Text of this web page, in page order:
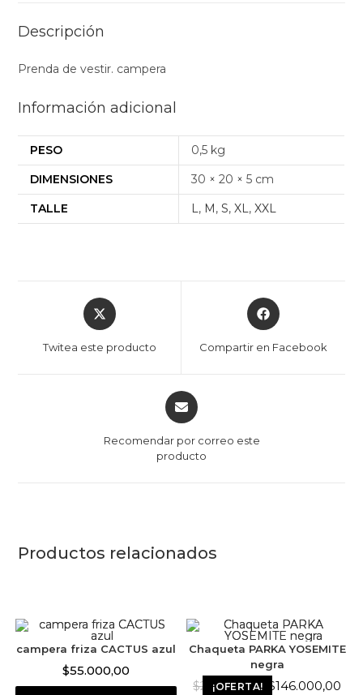
Descripción
Prenda de vestir. campera
Información adicional
PESO
0,5 kg
DIMENSIONES
30 × 20 × 5 cm
TALLE
L, M,S,XL,XXL
Twitea este producto Compartir en Facebook
Recomendar por correo este
producto
Productos relacionados
campera friza CACTUS azul
$55.000,00
¡OFERTA!
Chaqueta PARKA YOSEMITE
negra
$210.000,00 $146.000,00